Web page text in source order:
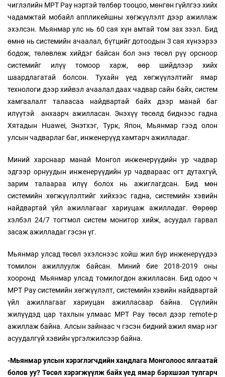
чиглэлийн MPT Pay нэртэй төлбөр тооцоо, мөнгөн гүйлгээ хийх
чадамжтай мобайл аппликейшны хөгжүүлэлт дээр ажиллаж
эхэлсэн. Мьянмар улс нь 60 сая хүн амтай том зах зээл. Бид
өмнө нь системийн ачаалал, бүтцийг дотоодын 3 сая хүнээрээ
бодож, төлөвлөж хийдэг байсан бол энэ төсөл рүү орсноор
системийг илүү томоор харж, өөр шийдлээр хийх
шаардлагатай болсон. Тухайн үед хөгжүүлэлтийг ямар
технологи дээр хийвэл ачаалал даах чадвар сайн байх, систем
хамгаалалт талаасаа найдвартай байх дээр манай баг
илүүтэй анхаарч ажилласан. Энэхүү төсөлд биднээс гадна
Хятадын Huawei, Энэтхэг, Турк, Япон, Мьянмар гээд олон
улсын чадварлаг баг, инженерүүд хамтарч ажилладаг.
Миний харснаар манай Монгол инженерүүдийн ур чадвар
эдгээр орнуудын инженерүүдийн ур чадвараас огт дутахгүй,
зарим талаараа илүү болох нь ажиглагдсан. Бид мөн
системийн хөгжүүлэлтийг хийхээс гадна, системийн хэвийн
найдвартай үйл ажиллагааг хариуцаж ажилладаг. Өөрөөр
хэлбэл 24/7 тогтмол систем монитор хийж, асуудал гарвал
засаж ажилладаг гэсэн үг.
Мьянмар улсад төсөл эхэлснээс хойш жил бүр инженерүүдээ
томилон ажиллуулж байсан. Миний бие 2018-2019 оны
хооронд Мьянмар улсад томилогдон ажилласан. Бид одоо ч
MPT Pay системийн хөгжүүлэлт, системийн хэвийн найдвартай
үйл ажиллагааг хариуцан ажилласаар байна. Сүүлийн
жилүүдэд цар тахлын улмаас MPT Pay төсөл дээр remote-р
ажиллаж байна. Алсын зайнаас ч гэсэн бидний ажил ямар нэг
асуудалгүй хэвийн үргэлжилсээр байна.
-Мьянмар улсын хэрэглэгчдийн хандлага Монголоос ялгаатай
болов уу? Төсөл хэрэгжүүлж байх үед ямар бэрхшээл тулгарч